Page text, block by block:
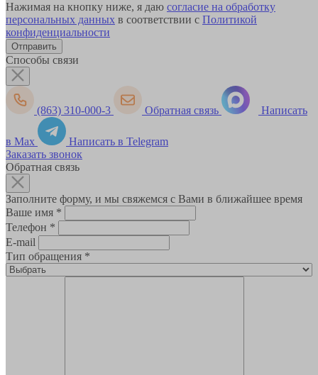
Нажимая на кнопку ниже, я даю согласие на обработку
персональных данных в соответствии с Политикой
конфиденциальности
Способы связи
(863) 310-000-3 Обратная связь Написать
в Max
Написать в Telegram
Заказать звонок
Обратная связь
Заполните форму, и мы свяжемся с Вами в ближайшее время
Ваше имя *
Телефон *
E-mail
Тип обращения *